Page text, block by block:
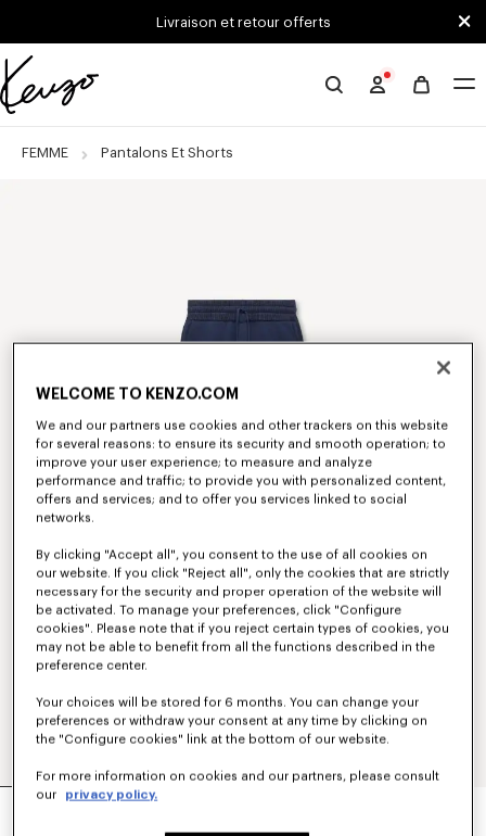
Skip to main content
Skip to footer contentLivraison et retour offerts
Site
KENZO
FEMME Pantalons Et Shorts
PANTALON DROIT 'KENZO SIGNATURE' EN
WELCOME TO KENZO.COM
We and our partners use cookies and other trackers on this website
for several reasons: to ensure its security and smooth operation; to
improve your user experience; to measure and analyze
performance and traffic; to provide you with personalized content,
offers and services; and to offer you services linked to social
networks.
By clicking "Accept all", you consent to the use of all cookies on
our website. If you click "Reject all", only the cookies that are strictly
necessary for the security and proper operation of the website will
be activated. To manage your preferences, click "Configure
cookies". Please note that if you reject certain types of cookies, you
may not be able to benefit from all the functions described in the
preference center.
Your choices will be stored for 6 months. You can change your
preferences or withdraw your consent at any time by clicking on
the "Configure cookies" link at the bottom of our website.
For more information on cookies and our partners, please consult
our
privacy policy.